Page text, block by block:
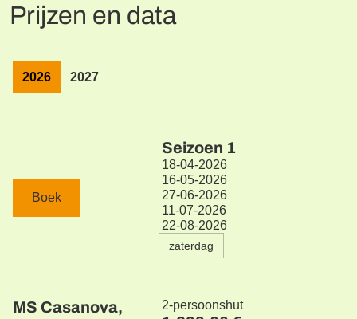
Prijzen en data
2026 2027
Boek
MS Casanova,
Seizoen 1
18-04-2026
16-05-2026
27-06-2026
11-07-2026
22-08-2026
zaterdag
2-persoonshut